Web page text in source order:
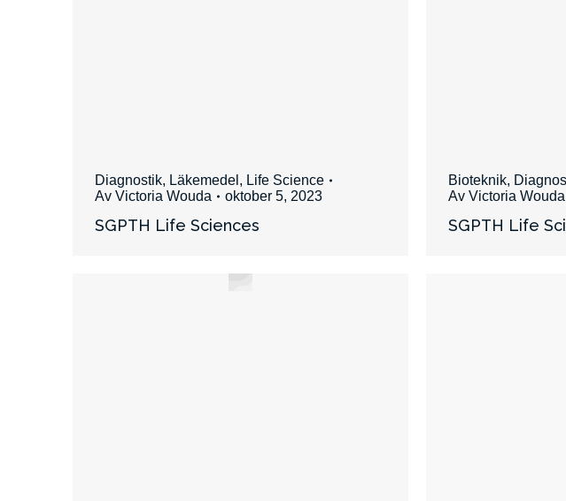
Diagnostik, Läkemedel , Life Science
Av Victoria Wouda oktober 5, 2023
SGPTH Life Sciences
Bioteknik,
Av Victoria Wouda
SGPTH Life